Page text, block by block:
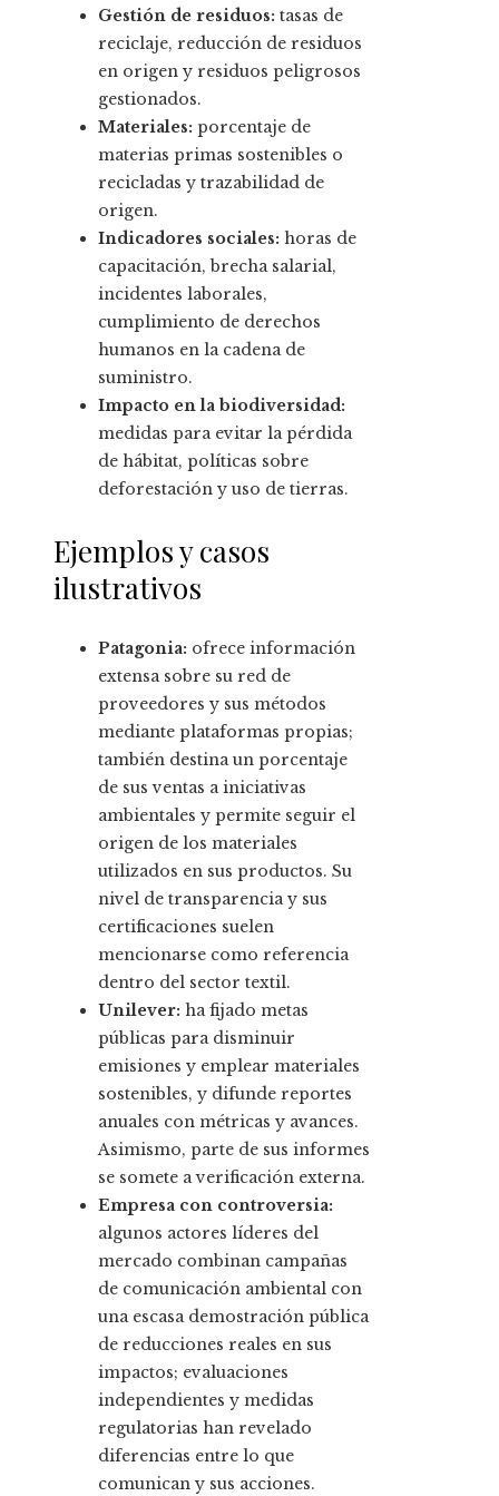
Gestión de residuos: tasas de
reciclaje, reducción de residuos
en origen y residuos peligrosos
gestionados.
Materiales: porcentaje de
materias primas sostenibles o
recicladas y trazabilidad de
origen.
Indicadores sociales: horas de
capacitación, brecha salarial,
incidentes laborales,
cumplimiento de derechos
humanos en la cadena de
suministro.
Impacto en la biodiversidad:
medidas para evitar la pérdida
de hábitat, políticas sobre
deforestación y uso de tierras.
Ejemplos y casos
ilustrativos
Patagonia: ofrece información
extensa sobre su red de
proveedores y sus métodos
mediante plataformas propias;
también destina un porcentaje
de sus ventas a iniciativas
ambientales y permite seguir el
origen de los materiales
utilizados en sus productos. Su
nivel de transparencia y sus
certificaciones suelen
mencionarse como referencia
dentro del sector textil.
Unilever: ha fijado metas
públicas para disminuir
emisiones y emplear materiales
sostenibles, y difunde reportes
anuales con métricas y avances.
Asimismo, parte de sus informes
se somete a verificación externa.
Empresa con controversia:
algunos actores líderes del
mercado combinan campañas
de comunicación ambiental con
una escasa demostración pública
de reducciones reales en sus
impactos; evaluaciones
independientes y medidas
regulatorias han revelado
diferencias entre lo que
comunican y sus acciones.